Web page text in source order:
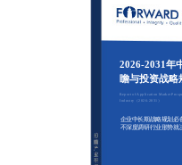
2026-2031年
瞻与投资战略
Report of Application Market
Industry（2026-2031）
企业中长期战略规划必
不深度调研行业形势就